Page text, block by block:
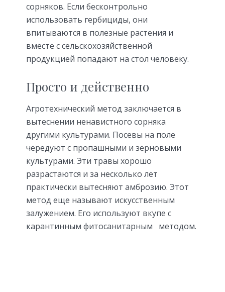
сорняков. Если бесконтрольно
использовать гербициды, они
впитываются в полезные растения и
вместе с сельскохозяйственной
продукцией попадают на стол человеку.
Просто и действенно
Агротехнический метод заключается в
вытеснении ненавистного сорняка
другими культурами. Посевы на поле
чередуют с пропашными и зерновыми
культурами. Эти травы хорошо
разрастаются и за несколько лет
практически вытесняют амброзию. Этот
метод еще называют искусственным
залужением. Его используют вкупе с
карантинным фитосанитарным методом.